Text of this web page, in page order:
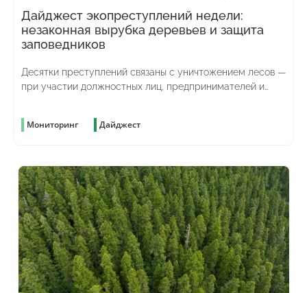
Дайджест экопреступлений недели:
незаконная вырубка деревьев и защита
заповедников
Десятки преступлений связаны с уничтожением лесов —
при участии должностных лиц, предпринимателей и
Мониторинг Дайджест